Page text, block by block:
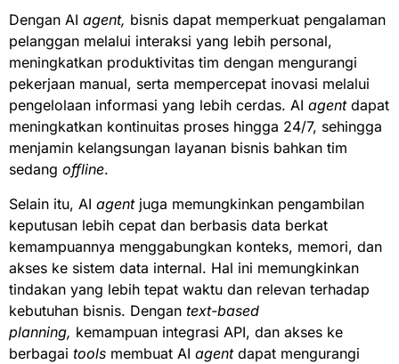
Dengan AI agent, bisnis dapat memperkuat pengalaman
pelanggan melalui interaksi yang lebih personal,
meningkatkan produktivitas tim dengan mengurangi
pekerjaan manual, serta mempercepat inovasi melalui
pengelolaan informasi yang lebih cerdas. AI agent dapat
meningkatkan kontinuitas proses hingga 24/7, sehingga
menjamin kelangsungan layanan bisnis bahkan tim
sedang offline.
Selain itu, AI agent juga memungkinkan pengambilan
keputusan lebih cepat dan berbasis data berkat
kemampuannya menggabungkan konteks, memori, dan
akses ke sistem data internal. Hal ini memungkinkan
tindakan yang lebih tepat waktu dan relevan terhadap
kebutuhan bisnis. Dengan text-based
planning, kemampuan integrasi API, dan akses ke
berbagai tools membuat AI agent dapat mengurangi